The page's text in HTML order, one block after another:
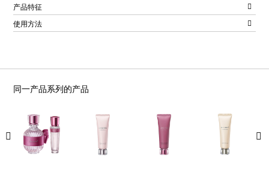
产品特征
使用方法
同一产品系列的产品